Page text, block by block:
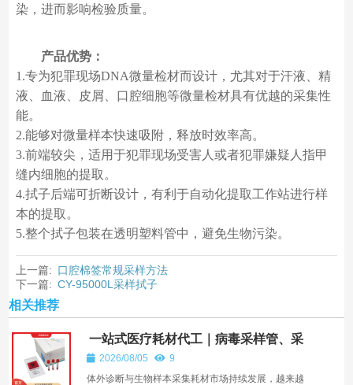
染，进而影响检验质量。
产品优势：
1.专为犯罪现场DNA微量检材而设计，尤其对于汗液、精
液、血液、皮屑、口腔细胞等微量检材具有优越的采集性
能。
2.能够对微量样本快速吸附，释放时效率高。
3.前端较尖，适用于犯罪现场受害人或者犯罪嫌疑人指甲
缝内细胞的提取。
4.拭子后端可折断设计，有利于自动化提取工作站进行样
本的提取。
5.整个拭子包装在透明塑料管中，避免生物污染。
上一篇: 口腔棉签常规采样方法
下一篇: CY-95000L采样拭子
相关推荐
一站式医疗耗材代工｜病毒采样管、采
样拭子、棉签杆注塑、来料加工服务
—— 深圳市华晨阳科技有限公司
2026/08/05
9
体外诊断与生物样本采集耗材市场持续发展，越来越